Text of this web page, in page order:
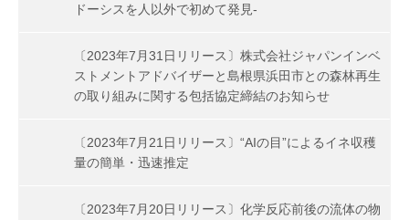
ドーシスを人以外で初めて発見-
〔2023年7月31日リリース〕株式会社ジャパンインベ
ストメントアドバイザーと島根県浜田市との森林再生
の取り組みに関する包括協定締結のお知らせ
〔2023年7月21日リリース〕“AIの目”によるイネ収穫
量の簡単・迅速推定
〔2023年7月20日リリース〕化学反応前後の流体の物